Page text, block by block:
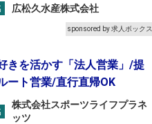
広松久水産株式会社
sponsored by 求人ボックス
きを活かす「法人営業」/提
ート営業/直行直帰OK
株式会社スポーツライフプラネ
ッツ